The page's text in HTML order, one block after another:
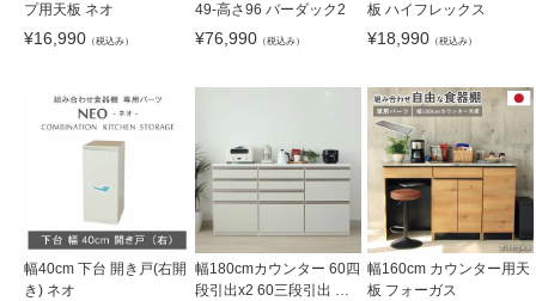
プ用天板 ネオ
¥16,990 （税込み）
49-高さ96 バーダック2
¥76,990 （税込み）
板 ハイフレックス
¥18,990（税込み）
幅40cm 下台 開き戸(右開
き) ネオ
幅180cmカウンター 60四
段引出x2 60三段引出 ネ
幅160cm カウンター用天
板 フォーガス